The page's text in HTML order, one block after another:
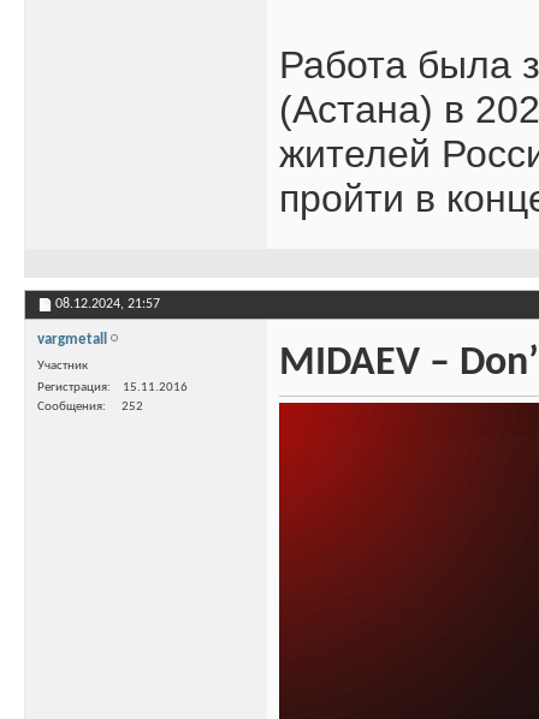
Работа была
(Астана) в
жителей
пройти в
08.12.2024, 21:57
vargmetall
Участник
Регистрация
15.11.2016
Сообщения
252
MIDAEV –